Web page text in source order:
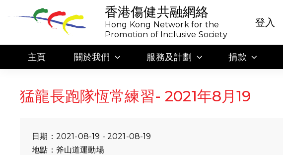
香港傷健共融網絡
Hong Kong Network for the
Promotion of Inclusive Society
登入
主頁 關於我們 服務及計劃 捐款
猛龍長跑隊恆常練習- 2021年8月19
日期：2021-08-19 - 2021-08-19
地點：斧山道運動場